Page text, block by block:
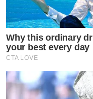
Why this ordinary
your best every day
CTA LOVE